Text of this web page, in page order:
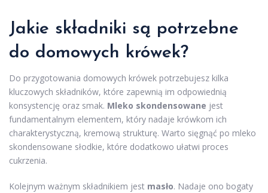
Jakie składniki są potrzebne
do domowych krówek?
Do przygotowania domowych krówek potrzebujesz kilka
kluczowych składników, które zapewnią im odpowiednią
konsystencję oraz smak. Mleko skondensowane jest
fundamentalnym elementem, który nadaje krówkom ich
charakterystyczną, kremową strukturę. Warto sięgnąć po mleko
skondensowane słodkie, które dodatkowo ułatwi proces
cukrzenia.
Kolejnym ważnym składnikiem jest masło. Nadaje ono bogaty